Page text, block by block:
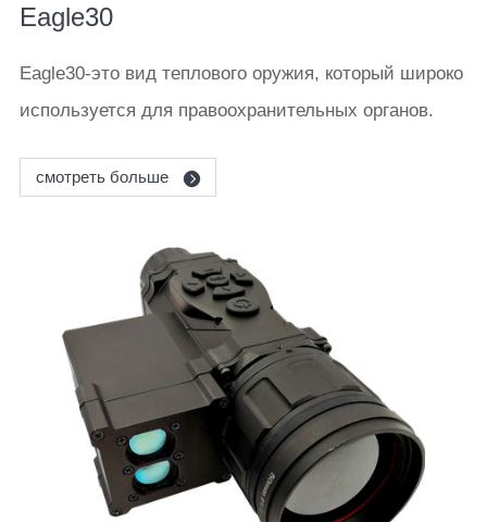
Eagle30
Eagle30-это вид теплового оружия, который широко
используется для правоохранительных органов.
смотреть больше